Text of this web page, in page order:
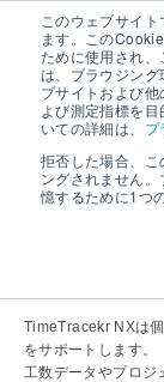
このウェブサイ
ます。この
ために使用され
は、ブラウジング
ブサイトおよび
よび測定指標を
いての詳細は、 プ
拒否した場合、
ングされません
憶するために1つ
工数やプロ
毎日手軽に
すばやく見
TimeTracekr NXは
をサポートします。
工数データやプロジ